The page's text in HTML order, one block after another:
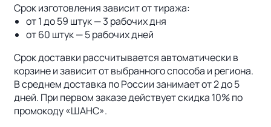
Срок изготовления зависит от тиража:
от 1 до 59 штук — 3 рабочих дня
от 60 штук — 5 рабочих дней
Срок доставки рассчитывается автоматически в
корзине и зависит от выбранного способа и региона.
В среднем доставка по России занимает от 2 до 5
дней. При первом заказе действует скидка 10% по
промокоду «ШАНС».